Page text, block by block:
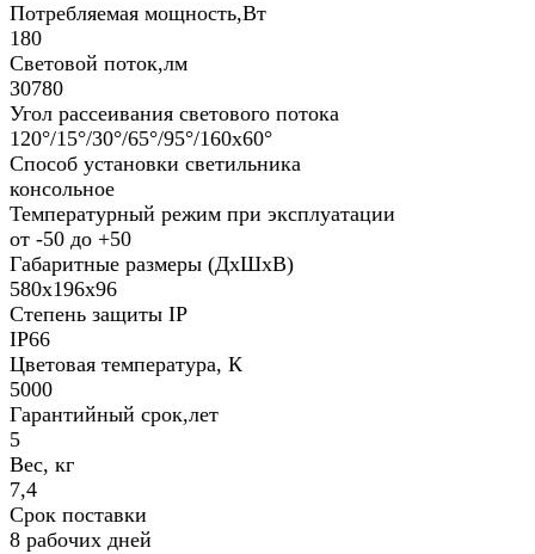
Потребляемая мощность,Вт
180
Световой поток,лм
30780
Угол рассеивания светового потока
120°/15°/30°/65°/95°/160х60°
Способ установки светильника
консольное
Температурный режим при эксплуатации
от -50 до +50
Габаритные размеры (ДхШхВ)
580х196х96
Степень защиты IP
IP66
Цветовая температура, К
5000
Гарантийный срок,лет
5
Вес, кг
7,4
Срок поставки
8 рабочих дней